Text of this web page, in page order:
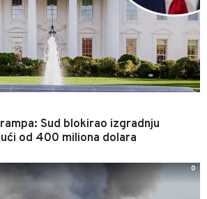
Sud blokirao izgradnju
od 400 miliona dolara
0